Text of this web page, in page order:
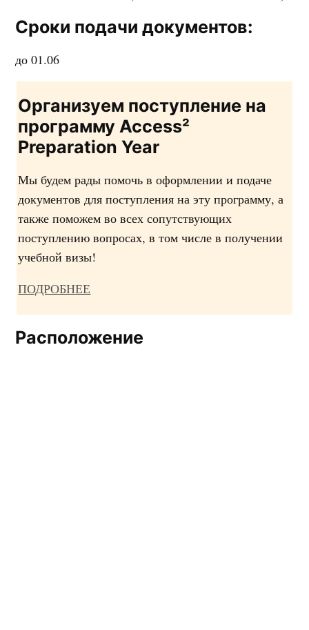
Сроки подачи документов:
до 01.06
Организуем поступление на
программуAccess²
Preparation Year
Мы будем рады помочь в оформлении и подаче
документов для поступления на эту программу, а
также поможем во всех сопутствующих
поступлению вопросах, в том числе в получении
учебной визы!
ПОДРОБНЕЕ
Расположение